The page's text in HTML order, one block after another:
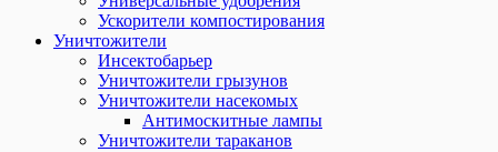
Ускорители компостирования
Уничтожители
Инсектобарьер
Уничтожители грызунов
Уничтожители насекомых
Антимоскитные лампы
Уничтожители тараканов